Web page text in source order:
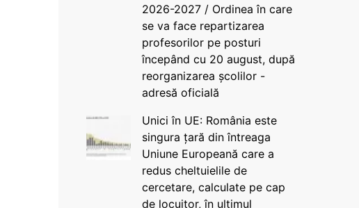
2026-2027 / Ordinea în care
se va face repartizarea
profesorilor pe posturi
începând cu 20 august, după
reorganizarea școlilor -
adresă oficială
Unici în UE: România este
singura țară din întreaga
Uniune Europeană care a
redus cheltuielile de
cercetare, calculate pe cap
de locuitor, în ultimul